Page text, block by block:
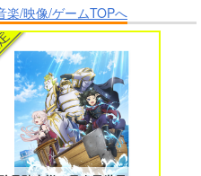
英雄戦記～ 10
世界から来た君と共に過ごす日常
2
楽/映像/ゲームTOPへ